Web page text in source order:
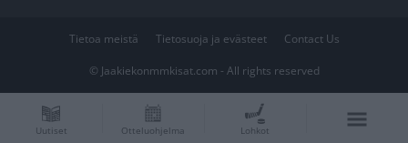
Tietoa meistä Tietosuoja ja evästeet Contact Us
© Jaakiekonmmkisat.com - All rights reserved
Uutiset Otteluohjelma Lohkot